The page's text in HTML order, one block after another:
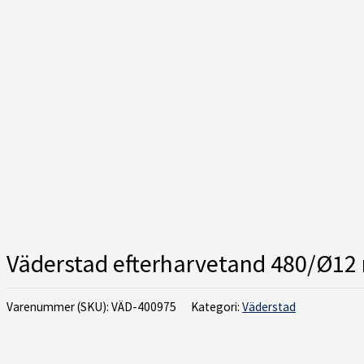
Väderstad efterharvetand 480/Ø12
Varenummer (SKU): VÄD-400975 Kategori: Väderstad